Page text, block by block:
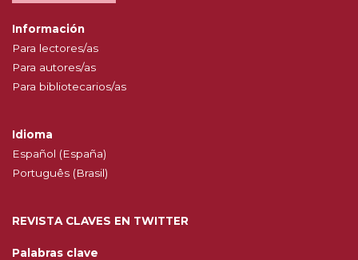
Información
Para lectores/as
Para autores/as
Para bibliotecarios/as
Idioma
Español (España)
Português (Brasil)
REVISTA CLAVES EN TWITTER
Palabras clave